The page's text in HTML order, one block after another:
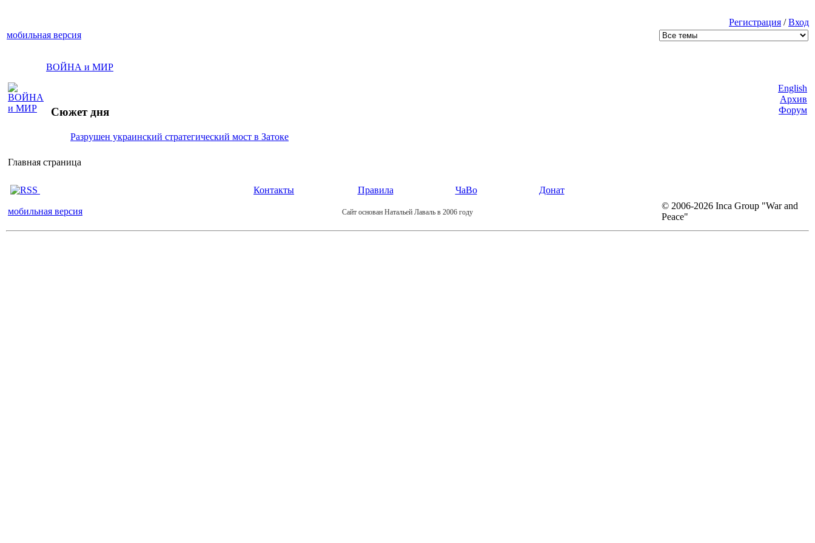
Регистрация /Вход
мобильная версия
ВОЙНА и МИР
Сюжет дня
Разрушен украинский стратегический мост в Затоке
Главная страница
English
Архив
Форум
Контакты Правила ЧаВо Донат
мобильная версия Сайт основан Натальей Лаваль в 2006 году
© 2006-2026 Inca Group "War and
Peace"